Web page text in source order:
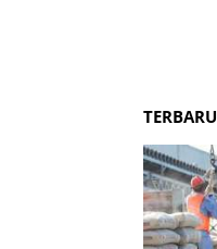
TERBARU